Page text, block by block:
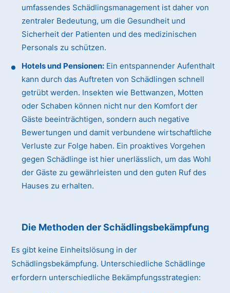
umfassendes Schädlingsmanagement ist daher von
zentraler Bedeutung, um die Gesundheit und
Sicherheit der Patienten und des medizinischen
Personals zu schützen.
Hotels und Pensionen: Ein entspannender Aufenthalt
kann durch das Auftreten von Schädlingen schnell
getrübt werden. Insekten wie Bettwanzen, Motten
oder Schaben können nicht nur den Komfort der
Gäste beeinträchtigen, sondern auch negative
Bewertungen und damit verbundene wirtschaftliche
Verluste zur Folge haben. Ein proaktives Vorgehen
gegen Schädlinge ist hier unerlässlich, um das Wohl
der Gäste zu gewährleisten und den guten Ruf des
Hauses zu erhalten.
Die Methoden der Schädlingsbekämpfung
Es gibt keine Einheitslösung in der
Schädlingsbekämpfung. Unterschiedliche Schädlinge
erfordern unterschiedliche Bekämpfungsstrategien: